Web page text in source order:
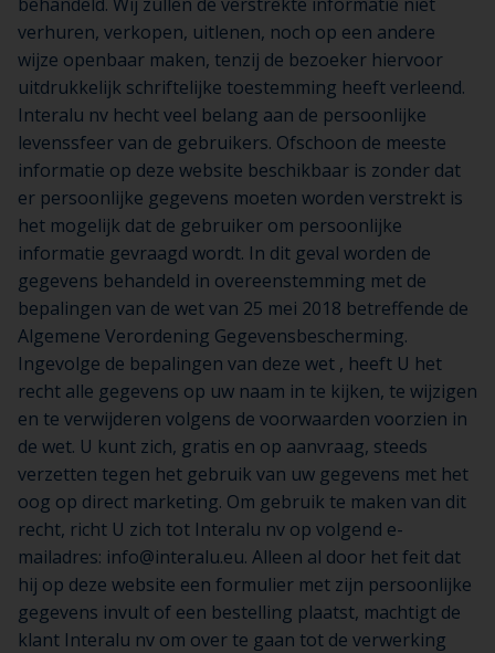
verhuren, verkopen, uitlenen, noch op een andere
wijze openbaar maken, tenzij de bezoeker hiervoor
uitdrukkelijk schriftelijke toestemming heeft verleend.
Interalu nv hecht veel belang aan de persoonlijke
levenssfeer van de gebruikers. Ofschoon de meeste
informatie op deze website beschikbaar is zonder dat
er persoonlijke gegevens moeten worden verstrekt is
het mogelijk dat de gebruiker om persoonlijke
informatie gevraagd wordt. In dit geval worden de
gegevens behandeld in overeenstemming met de
bepalingen van de wet van 25 mei 2018 betreffende de
Algemene Verordening Gegevensbescherming.
Ingevolge de bepalingen van deze wet , heeft U het
recht alle gegevens op uw naam in te kijken, te wijzigen
en te verwijderen volgens de voorwaarden voorzien in
de wet. U kunt zich, gratis en op aanvraag, steeds
verzetten tegen het gebruik van uw gegevens met het
oog op direct marketing. Om gebruik te maken van dit
recht, richt U zich tot Interalu nv op volgend e-
mailadres: info@interalu.eu. Alleen al door het feit dat
hij op deze website een formulier met zijn persoonlijke
gegevens invult of een bestelling plaatst, machtigt de
klant Interalu nv om over te gaan tot de verwerking